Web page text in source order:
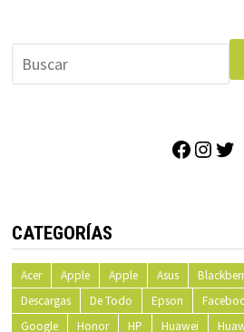
CATEGORÍAS
Acer Apple Apple Asus
Descargas
De Todo Epson
Google
Honor HP Huawei